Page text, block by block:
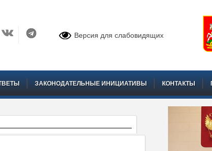
Версия для слабовидящих
ЗАКОНОДАТЕЛЬНЫЕ ИНИЦИАТИВЫ КОНТАКТЫ